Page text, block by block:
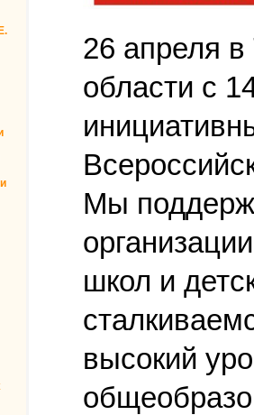
26 апреля
области c
Мы
школ и
высокий